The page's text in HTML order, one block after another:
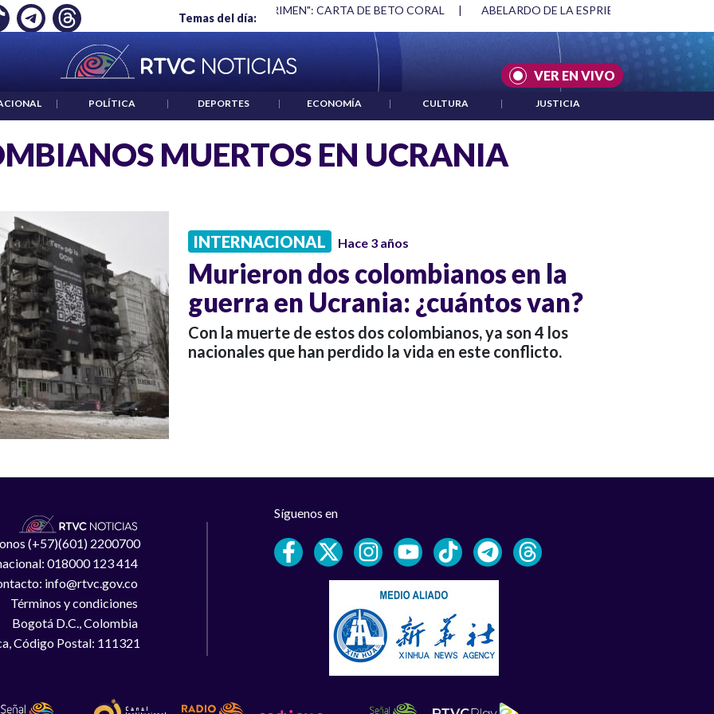
Temas del día:
EMPLEO: JP MORGAN "HABLAR NO ES UN CRIMEN": CARTA DE BETO CORAL | ABELARDO DE LA ESPRIELLA Y DMG
VER EN VIVO
| POLÍTICA | DEPORTES | ECONOMÍA | CULTURA | JUSTICIA
MUERTOS EN UCRANIA
INTERNACIONAL Hace 3 años
Murieron dos colombianos en la
guerra en Ucrania: ¿cuántos van?
Con la muerte de estos dos colombianos, ya son 4 los
nacionales que han perdido la vida en este conflicto.
(+57)(601) 2200700
018000 123 414
info@rtvc.gov.co
Términos y condiciones
Bogotá D.C., Colombia
Código Postal: 111321
Síguenos en